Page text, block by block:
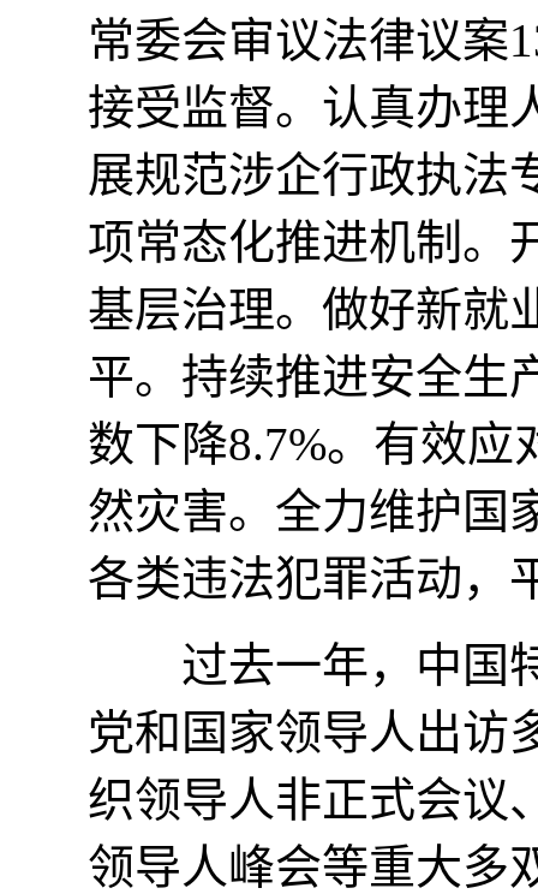
常委会审议法律议案
接受监督。认真办理
展规范涉企行政执法
项常态化推进机制。
基层治理。做好新就
平。持续推进安全生
数下降8.7%。有效
然灾害。全力维护国
各类违法犯罪活动，
过去一年，中国特
党和国家领导人出访
织领导人非正式会议
领导人峰会等重大多